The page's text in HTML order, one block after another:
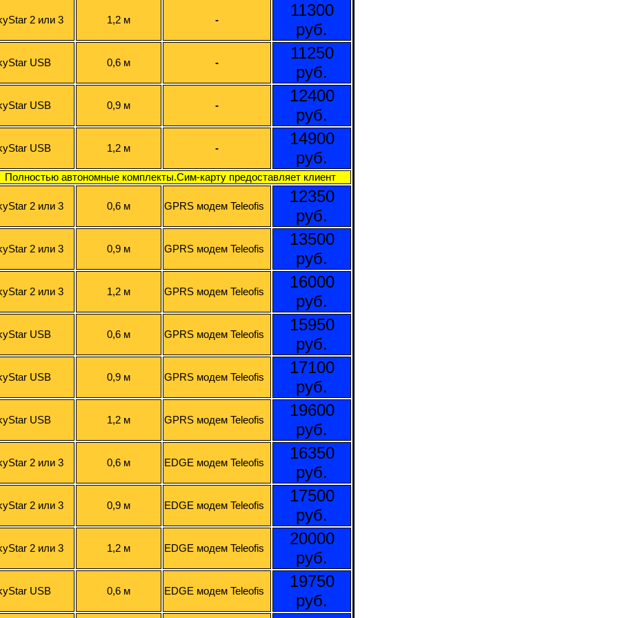
2 или 3 1,2 м -
11300
руб.
USB 0,6 м -
11250
руб.
USB 0,9 м -
12400
руб.
USB 1,2 м -
14900
руб.
Полностью автономные комплекты.Сим-карту предоставляет клиент
2 или 3 0,6 м GPRS модем Teleofis
12350
руб.
2 или 3 0,9 м GPRS модем Teleofis
13500
руб.
2 или 3 1,2 м GPRS модем Teleofis
16000
руб.
USB 0,6 м GPRS модем Teleofis
15950
руб.
USB 0,9 м GPRS модем Teleofis
17100
руб.
USB 1,2 м GPRS модем Teleofis
19600
руб.
2 или 3 0,6 м EDGE модем Teleofis
16350
руб.
2 или 3 0,9 м EDGE модем Teleofis
17500
руб.
2 или 3 1,2 м EDGE модем Teleofis
20000
руб.
USB 0,6 м EDGE модем Teleofis
19750
руб.